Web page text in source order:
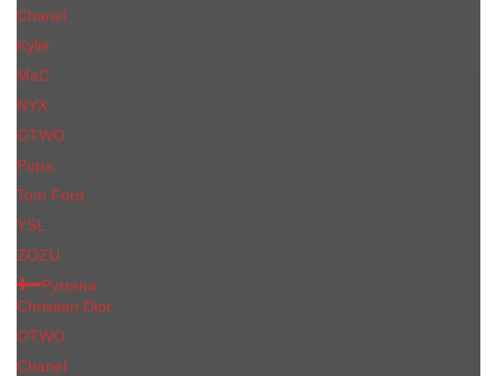
Chanel
Kylie
MaC
NYX
OTWO
Pupa
Tom Ford
YSL
ZOZU
Румяна
Christian Dior
OTWO
Сhanеl